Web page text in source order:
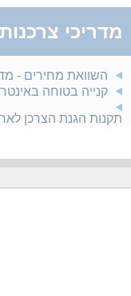
מדריכי
השוואת מחירים -
קנייה בטוחה
תקנות הגנת הצרכן